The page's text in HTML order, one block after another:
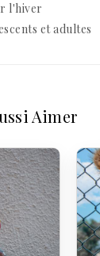
l'hiver
et adultes
Aimer